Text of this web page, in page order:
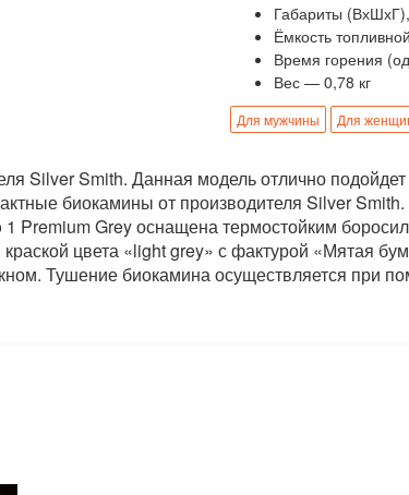
Габариты
Ёмкость
Время горения
Вес — 0,78 кг
Для мужчины Для
Silver Smith. Данная модель отлично
биокамины от производителя Silver
Premium Grey оснащена термостойким
цвета «light grey» с фактурой «Мятая
Тушение биокамина осуществляется при